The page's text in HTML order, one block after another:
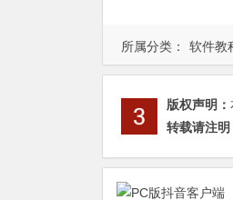
所属分类： 软件教
版权声明：
转载请注明